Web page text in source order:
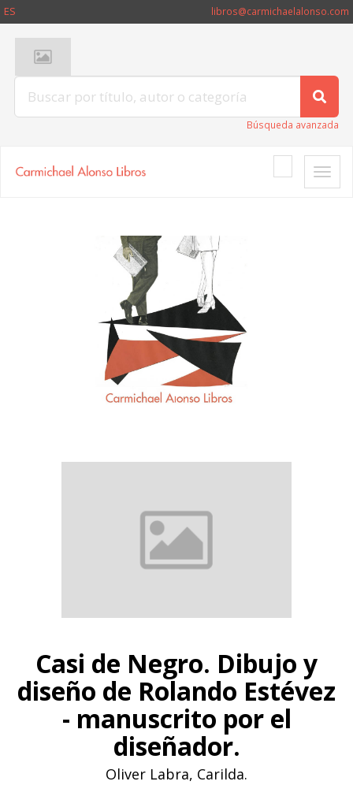
ES libros@carmichaelalonso.com
Búsqueda avanzada
Toggle
Casi de Negro. Dibujo y
diseño de Rolando Estévez
- manuscrito por el
diseñador.
Oliver Labra, Carilda.